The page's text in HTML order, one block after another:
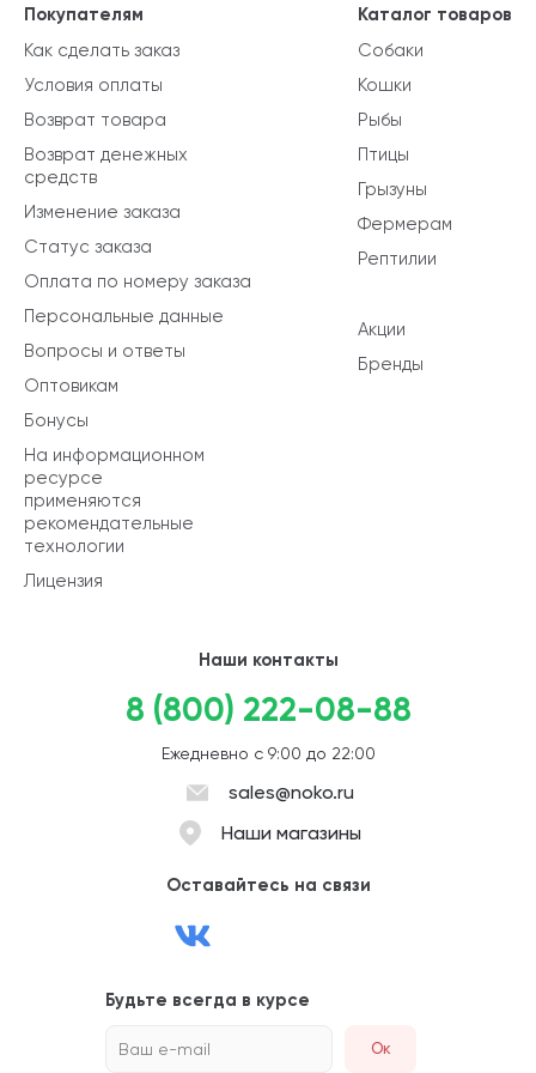
Каталог товаров
Собаки
Кошки
Рыбы
Птицы
Грызуны
Фермерам
Рептилии
Акции
Бренды
Покупателям
Как сделать заказ
Условия оплаты
Возврат товара
Возврат денежных
средств
Изменение заказа
Статус заказа
Оплата по номеру заказа
Персональные данные
Вопросы и ответы
Оптовикам
Бонусы
На информационном
ресурсе
применяются
рекомендательные
технологии
Лицензия
Наши контакты
8 (800) 222-08-88
Ежедневно с 9:00 до 22:00
sales@noko.ru
Наши магазины
Оставайтесь на связи
Будьте всегда в курсе
Ваш e-mail